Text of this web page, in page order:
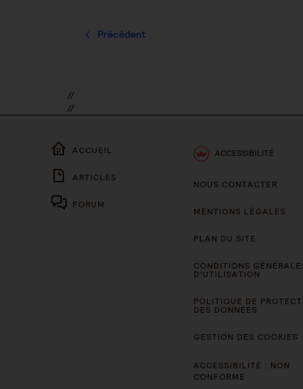
Précédent
//
//
ACCUEIL
ARTICLES
FORUM
ACCESSIBILITÉ
NOUS CONTACTER
MENTIONS LÉGALES
PLAN DU SITE
CONDITIONS
D’UTILISATION
POLITIQUE DE
DES DONNÉES
GESTION DES COOKIES
ACCESSIBILITÉ : NON
CONFORME